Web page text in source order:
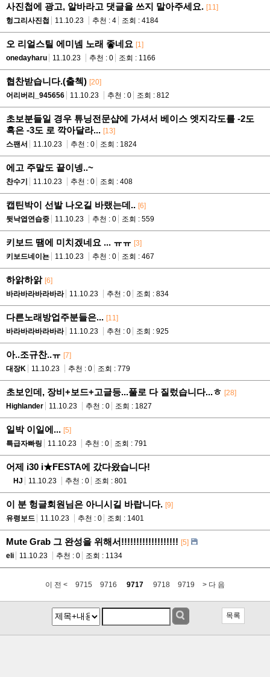
사진첩에 광고, 알바라고 댓글을 쓰지 말아주세요. [11]
헝그리사진첩
11.10.23 추천 : 4 조회 : 4184
오 리얼스틸 에미넴 노래 좋네요 [1]
onedayharu
11.10.23 추천 : 0 조회 : 1166
협찬받습니다.(출첵) [20]
어리버리_945656
11.10.23 추천 : 0 조회 : 812
초보분들일 경우 튜닝전문샵에 가셔서 베이스 엣지각도를 -2도
혹은 -3도 로 깍아달라... [13]
스팬서
11.10.23 추천 : 0 조회 : 1824
에고 주말도 끝이넹..~
찬수기 11.10.23 추천 : 0 조회 : 408
캡틴박이 선발 나오길 바랬는데.. [6]
뒷낙엽연습중
11.10.23 추천 : 0 조회 : 559
키보드 땜에 미치겠네요 ... ㅠㅠ [3]
키보드네이뇬
11.10.23 추천 : 0 조회 : 467
하앍하앍 [6]
바라바라바라바라
11.10.23 추천 : 0 조회 : 834
다른노래방업주분들은... [11]
바라바라바라바라
11.10.23 추천 : 0 조회 : 925
아..조규찬..ㅠ [7]
대장K
11.10.23 추천 : 0 조회 : 779
초보인데, 장비+보드+고글등...풀로 다 질렀습니다...ㅎ [28]
Highlander
11.10.23 추천 : 0 조회 : 1827
일박 이일에... [5]
특급자빠링
11.10.23 추천 : 0 조회 : 791
어제 i30 i★FESTA에 갔다왔습니다!
HJ 11.10.23 추천 : 0 조회 : 801
이 분 헝글회원님은 아니시길 바랍니다. [9]
유령보드
11.10.23 추천 : 0 조회 : 1401
Mute Grab 그 완성을 위해서!!!!!!!!!!!!!!!!!!! [5]
eli
11.10.23 추천 : 0 조회 : 1134
이 전 < 9715 9716 9717 9718 9719 > 다 음
목록